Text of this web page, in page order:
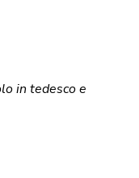
in tedesco e